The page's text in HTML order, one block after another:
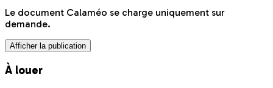
Le document Calaméo se charge uniquement sur
demande.
Afficher la publication
À louer